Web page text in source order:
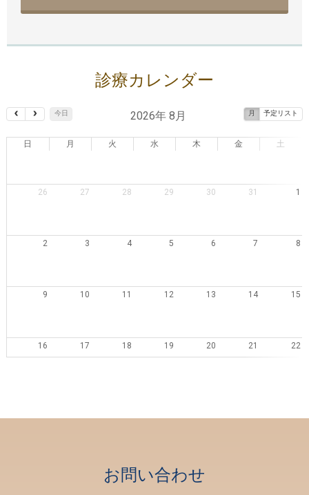
診療カレンダー
今日 月 予定リスト
2026年 8月
日 月 火 水 木 金 土
26 27 28 29 30 31 1
2 3 4 5 6 7 8
9 10 11 12 13 14 15
16 17 18 19 20 21 22
お問い合わせ